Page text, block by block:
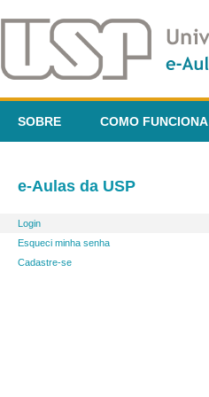
SOBRE COMO FUNCIONA
e-Aulas da USP
Login
Esqueci minha senha
Cadastre-se